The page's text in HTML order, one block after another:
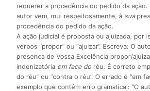
requerer a procedência do pedido da ação.
autor vem, mui respeitosamente, à sua
procedência do pedido da ação.
A ação judicial é proposta ou ajuizada, por
verbos “propor” ou “ajuizar”. Escreva: O
presença de Vossa Excelência propor/
indenizatória em face doréu. É correto
do réu” ou “contra o réu”. O errado é “em
exemplo que contém erro gramatical: “O